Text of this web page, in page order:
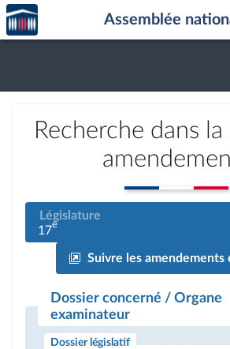
Aller au contenu
Aller en bas de la page
Accèder
à la
page
Assemblée
Recherche dans la
Législature
17e
Suivre les amendements
Dossier concerné / Organe
examinateur
Dossier législatif